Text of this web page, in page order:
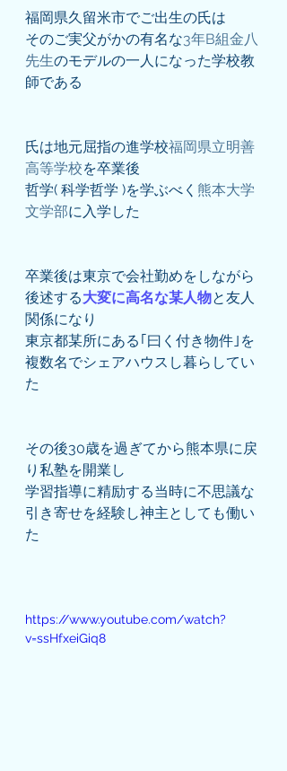
福岡県久留米市でご出生の氏は
そのご実父がかの有名な3年B組金八
先生のモデルの一人になった学校教
師である
氏は地元屈指の進学校福岡県立明善
高等学校を卒業後
哲学( 科学哲学 )を学ぶべく 熊本大学
文学部に入学した
卒業後は東京で会社勤めをしながら
後述する大変に高名な某人物と友人
関係になり
東京都某所にある｢曰く付き物件｣を
複数名でシェアハウスし暮らしてい
た
その後30歳を過ぎてから熊本県に戻
り私塾を開業し
学習指導に精励する当時に不思議な
引き寄せを経験し神主としても働い
た
https://www.youtube.com/watch?
v=ssHfxeiGiq8